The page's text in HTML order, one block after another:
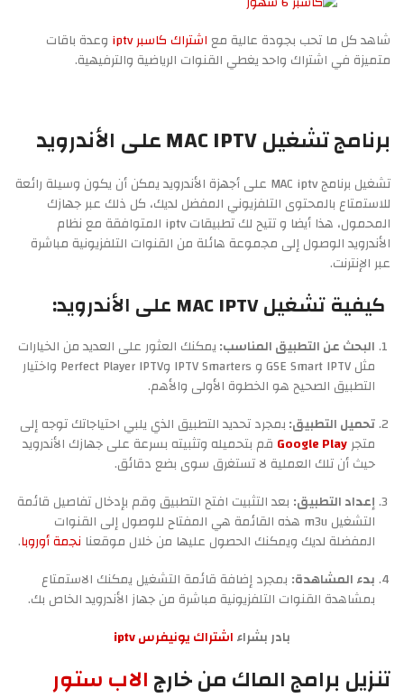
شاهد كل ما تحب بجودة عالية مع اشتراك كاسبر iptv
وعدة باقات
متميزة في اشتراك واحد يغطي القنوات الرياضية والترفيهية.
برنامج تشغيل MAC IPTV على الأندرويد
تشغيل برنامج MAC iptv على أجهزة الأندرويد يمكن أن يكون وسيلة رائعة
للاستمتاع بالمحتوى التلفزيوني المفضل لديك، كل ذلك عبر جهازك
المحمول، هذا أيضا و تتيح لك تطبيقات iptv المتوافقة مع نظام
الأندرويد الوصول إلى مجموعة هائلة من القنوات التلفزيونية مباشرة
عبر الإنترنت.
كيفية تشغيل MAC IPTV على الأندرويد:
البحث عن التطبيق المناسب:يمكنك العثور على العديد من الخيارات
مثل GSE Smart IPTV و IPTV Smarters وPerfect Player IPTV واختيار
التطبيق الصحيح هو الخطوة الأولى والأهم.
تحميل التطبيق:بمجرد تحديد التطبيق الذي يلبي احتياجاتك توجه إلى
متجرGoogle Play قم بتحميله وتثبيته بسرعة على جهازك الأندرويد
حيث أن تلك العملية لا تستغرق سوى بضع دقائق.
إعداد التطبيق: بعد التثبيت افتح التطبيق وقم بإدخال تفاصيل قائمة
التشغيل m3u هذه القائمة هي المفتاح للوصول إلى القنوات
المفضلة لديك ويمكنك الحصول عليها من خلال موقعنا نجمة أوروبا.
بدء المشاهدة: بمجرد إضافة قائمة التشغيل يمكنك الاستمتاع
بمشاهدة القنوات التلفزيونية مباشرة من جهاز الأندرويد الخاص بك.
بادر بشراءاشتراك يونيفرس iptv
تنزيل برامج الماك من خارجالاب ستور